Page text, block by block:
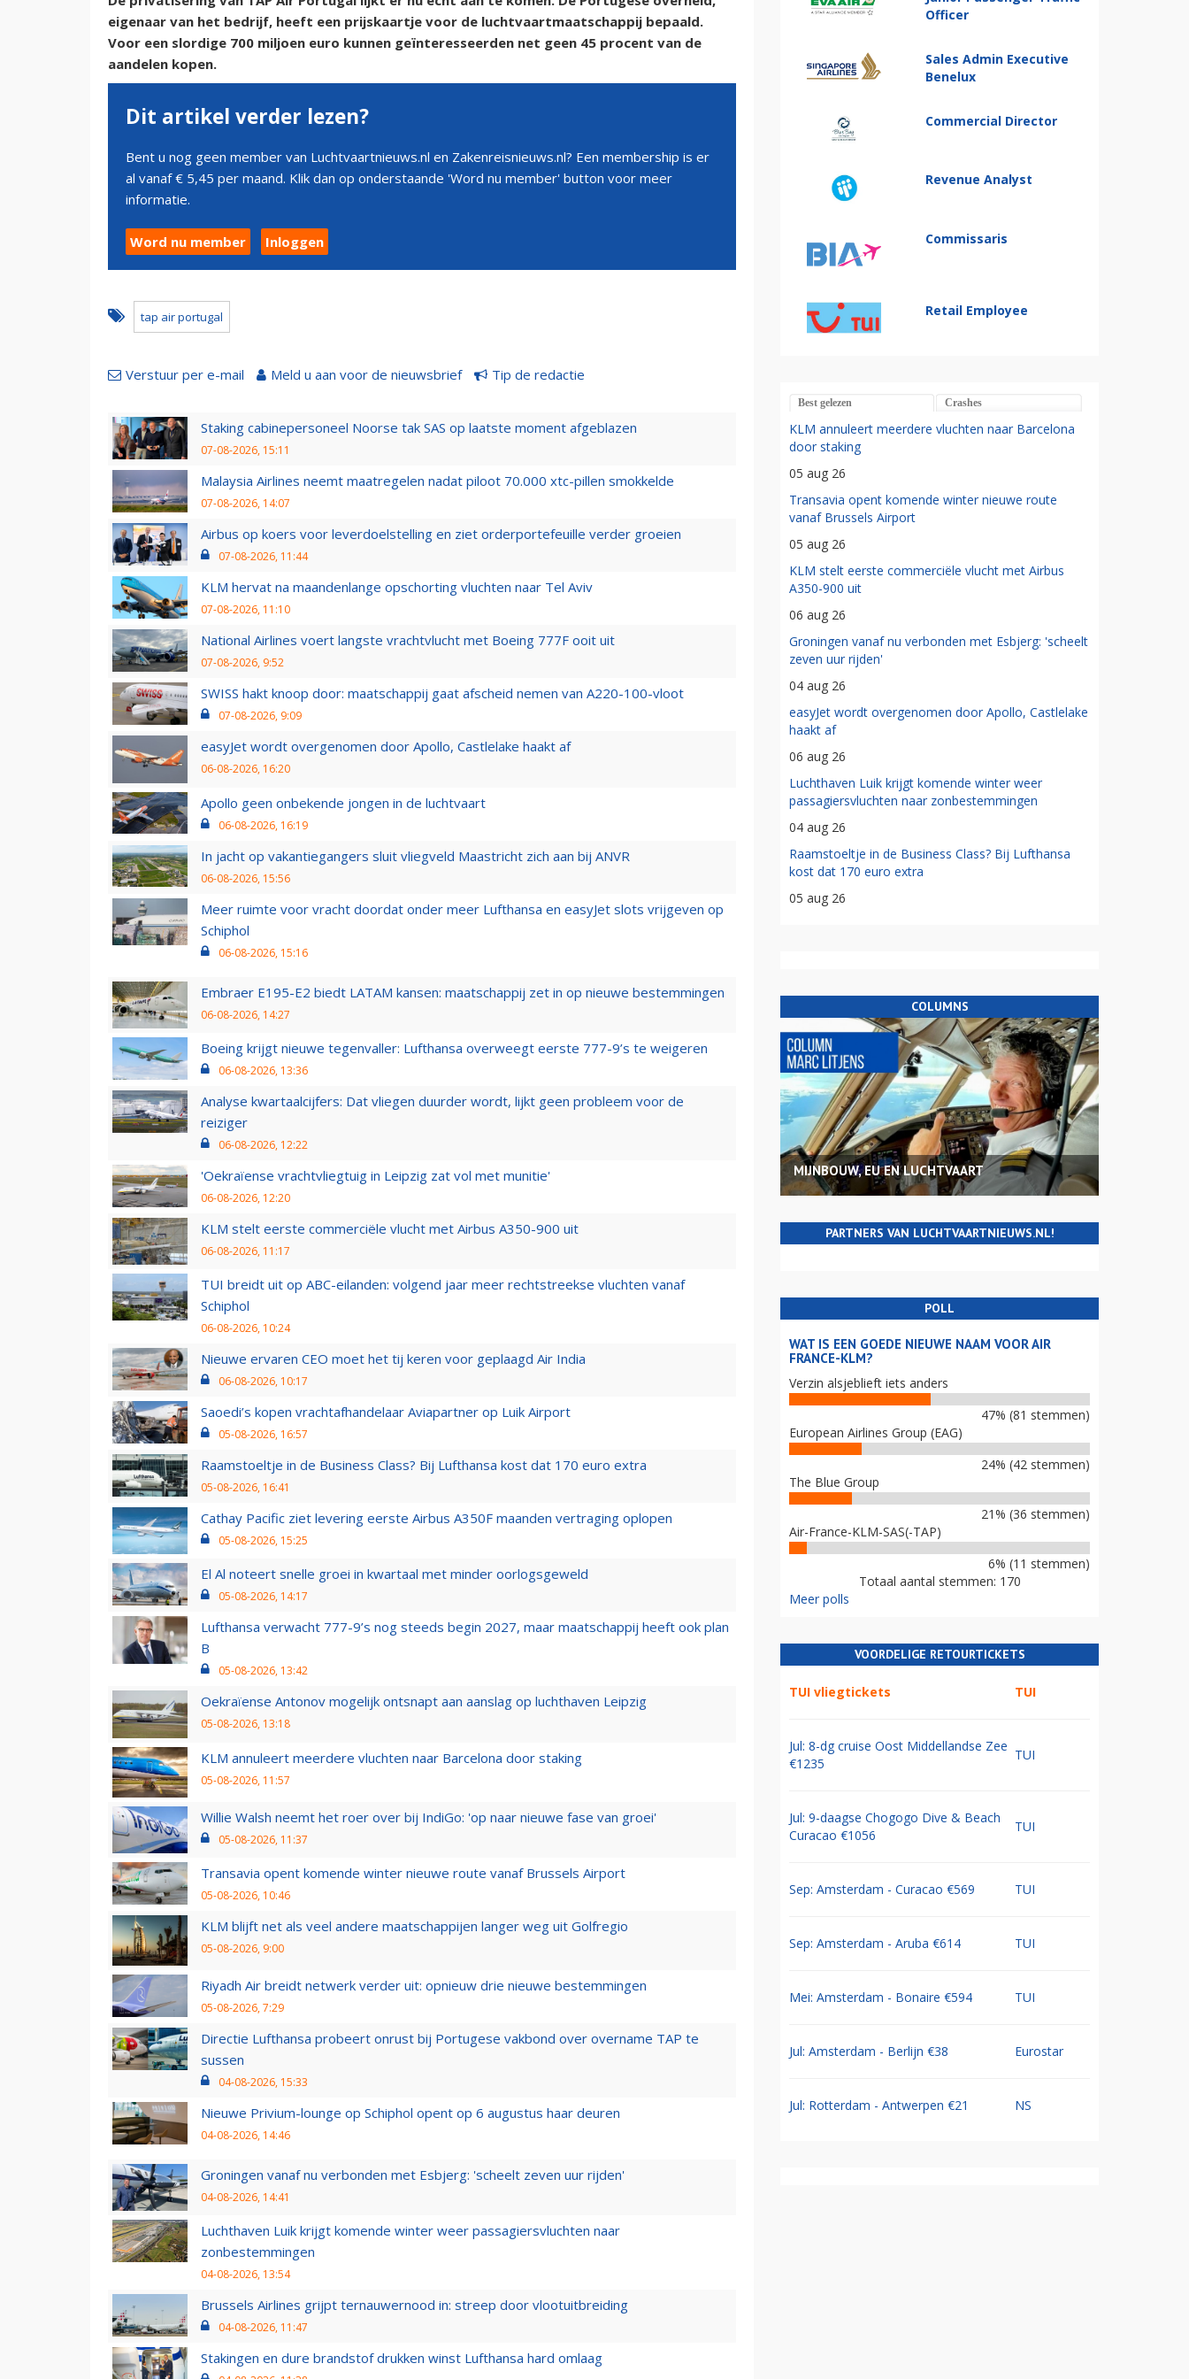
eigenaar van het bedrijf, heeft een prijskaartje voor de luchtvaartmaatschappij bepaald.
Voor een slordige 700 miljoen euro kunnen geïnteresseerden net geen 45 procent van de
aandelen kopen.
Dit artikel verder lezen?
Bent u nog geen member van Luchtvaartnieuws.nl en Zakenreisnieuws.nl? Een membership is er
al vanaf € 5,45 per maand. Klik dan op onderstaande 'Word nu member' button voor meer
informatie.
Word nu member Inloggen
tap air portugal
Verstuur per e-mail Meld u aan voor de nieuwsbrief Tip de redactie
Staking cabinepersoneel Noorse tak SAS op laatste moment afgeblazen
07-08-2026, 15:11
Malaysia Airlines neemt maatregelen nadat piloot 70.000 xtc-pillen smokkelde
07-08-2026, 14:07
Airbus op koers voor leverdoelstelling en ziet orderportefeuille verder groeien
07-08-2026, 11:44
KLM hervat na maandenlange opschorting vluchten naar Tel Aviv
07-08-2026, 11:10
National Airlines voert langste vrachtvlucht met Boeing 777F ooit uit
07-08-2026, 9:52
SWISS hakt knoop door: maatschappij gaat afscheid nemen van A220-100-vloot
07-08-2026, 9:09
easyJet wordt overgenomen door Apollo, Castlelake haakt af
06-08-2026, 16:20
Apollo geen onbekende jongen in de luchtvaart
06-08-2026, 16:19
In jacht op vakantiegangers sluit vliegveld Maastricht zich aan bij ANVR
06-08-2026, 15:56
Meer ruimte voor vracht doordat onder meer Lufthansa en easyJet slots vrijgeven op
Schiphol
06-08-2026, 15:16
Embraer E195-E2 biedt LATAM kansen: maatschappij zet in op nieuwe bestemmingen
06-08-2026, 14:27
Boeing krijgt nieuwe tegenvaller: Lufthansa overweegt eerste 777-9’s te weigeren
06-08-2026, 13:36
Analyse kwartaalcijfers: Dat vliegen duurder wordt, lijkt geen probleem voor de
reiziger
06-08-2026, 12:22
'Oekraïense vrachtvliegtuig in Leipzig zat vol met munitie'
06-08-2026, 12:20
KLM stelt eerste commerciële vlucht met Airbus A350-900 uit
06-08-2026, 11:17
TUI breidt uit op ABC-eilanden: volgend jaar meer rechtstreekse vluchten vanaf
Schiphol
06-08-2026, 10:24
Nieuwe ervaren CEO moet het tij keren voor geplaagd Air India
06-08-2026, 10:17
Saoedi’s kopen vrachtafhandelaar Aviapartner op Luik Airport
05-08-2026, 16:57
Raamstoeltje in de Business Class? Bij Lufthansa kost dat 170 euro extra
05-08-2026, 16:41
Cathay Pacific ziet levering eerste Airbus A350F maanden vertraging oplopen
05-08-2026, 15:25
El Al noteert snelle groei in kwartaal met minder oorlogsgeweld
05-08-2026, 14:17
Lufthansa verwacht 777-9’s nog steeds begin 2027, maar maatschappij heeft ook plan
B
05-08-2026, 13:42
Oekraïense Antonov mogelijk ontsnapt aan aanslag op luchthaven Leipzig
05-08-2026, 13:18
KLM annuleert meerdere vluchten naar Barcelona door staking
05-08-2026, 11:57
Willie Walsh neemt het roer over bij IndiGo: 'op naar nieuwe fase van groei'
05-08-2026, 11:37
Transavia opent komende winter nieuwe route vanaf Brussels Airport
05-08-2026, 10:46
KLM blijft net als veel andere maatschappijen langer weg uit Golfregio
05-08-2026, 9:00
Riyadh Air breidt netwerk verder uit: opnieuw drie nieuwe bestemmingen
05-08-2026, 7:29
Directie Lufthansa probeert onrust bij Portugese vakbond over overname TAP te
sussen
04-08-2026, 15:33
Nieuwe Privium-lounge op Schiphol opent op 6 augustus haar deuren
04-08-2026, 14:46
Groningen vanaf nu verbonden met Esbjerg: 'scheelt zeven uur rijden'
04-08-2026, 14:41
Luchthaven Luik krijgt komende winter weer passagiersvluchten naar
zonbestemmingen
04-08-2026, 13:54
Brussels Airlines grijpt ternauwernood in: streep door vlootuitbreiding
04-08-2026, 11:47
Stakingen en dure brandstof drukken winst Lufthansa hard omlaag
Officer
Sales Admin Executive
Benelux
Commercial Director
Revenue Analyst
Commissaris
Retail Employee
Best gelezen Crashes
KLM annuleert meerdere vluchten naar Barcelona
door staking
05 aug 26
Transavia opent komende winter nieuwe route
vanaf Brussels Airport
05 aug 26
KLM stelt eerste commerciële vlucht met Airbus
A350-900 uit
06 aug 26
Groningen vanaf nu verbonden met Esbjerg: 'scheelt
zeven uur rijden'
04 aug 26
easyJet wordt overgenomen door Apollo, Castlelake
haakt af
06 aug 26
Luchthaven Luik krijgt komende winter weer
passagiersvluchten naar zonbestemmingen
04 aug 26
Raamstoeltje in de Business Class? Bij Lufthansa
kost dat 170 euro extra
05 aug 26
COLUMNS
MIJNBOUW, EU EN LUCHTVAART
PARTNERS VAN LUCHTVAARTNIEUWS.NL!
POLL
WAT IS EEN GOEDE NIEUWE NAAM VOOR AIR
FRANCE-KLM?
Verzin alsjeblieft iets anders
47% (81 stemmen)
European Airlines Group (EAG)
24% (42 stemmen)
The Blue Group
21% (36 stemmen)
Air-France-KLM-SAS(-TAP)
6% (11 stemmen)
Totaal aantal stemmen: 170
Meer polls
VOORDELIGE RETOURTICKETS
TUI vliegtickets TUI
Jul: 8-dg cruise Oost Middellandse Zee
€1235
TUI
Jul: 9-daagse Chogogo Dive & Beach
Curacao €1056
TUI
Sep: Amsterdam - Curacao €569 TUI
Sep: Amsterdam - Aruba €614 TUI
Mei: Amsterdam - Bonaire €594 TUI
Jul: Amsterdam - Berlijn €38 Eurostar
Jul: Rotterdam - Antwerpen €21 NS